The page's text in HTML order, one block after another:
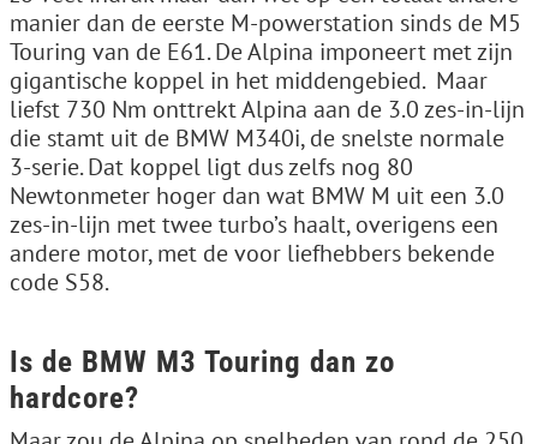
manier dan de eerste M-powerstation sinds de M5
Touring van de E61. De Alpina imponeert met zijn
gigantische koppel in het middengebied. Maar
liefst 730 Nm onttrekt Alpina aan de 3.0 zes-in-lijn
die stamt uit de BMW M340i, de snelste normale
3-serie. Dat koppel ligt dus zelfs nog 80
Newtonmeter hoger dan wat BMW M uit een 3.0
zes-in-lijn met twee turbo’s haalt, overigens een
andere motor, met de voor liefhebbers bekende
code S58.
Is de BMW M3 Touring dan zo
hardcore?